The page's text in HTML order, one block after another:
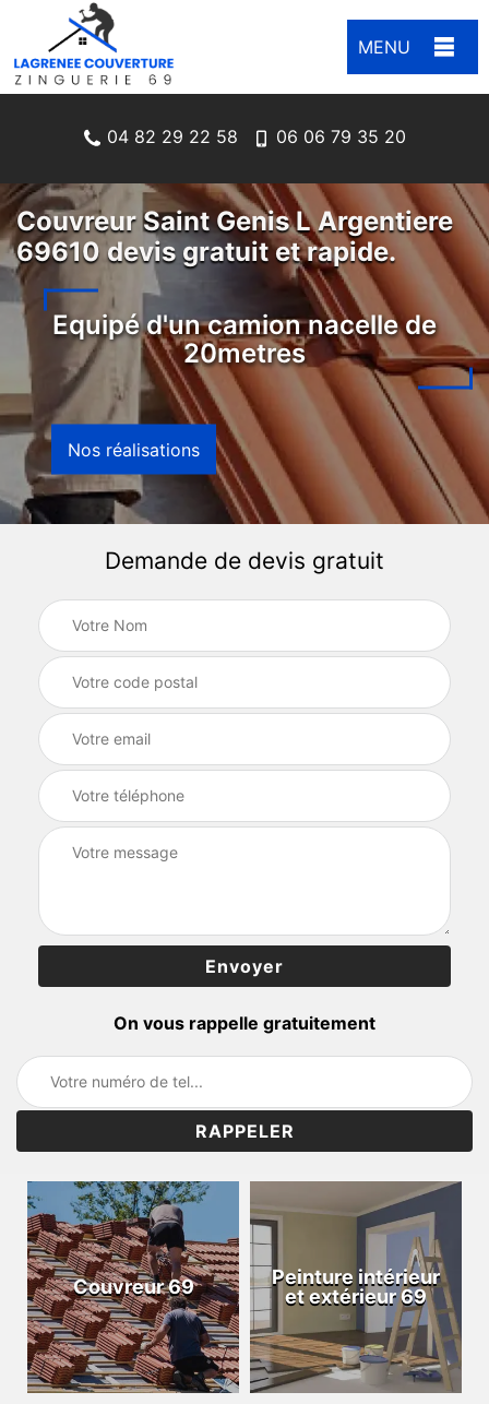
MENU
04 82 29 22 58 06 06 79 35 20
Couvreur Saint Genis L Argentiere
69610 devis gratuit et rapide.
Equipé d'un camion nacelle de
20metres
Nos réalisations
Demande de devis gratuit
On vous rappelle gratuitement
Couvreur 69
Peinture intérieur
et extérieur 69